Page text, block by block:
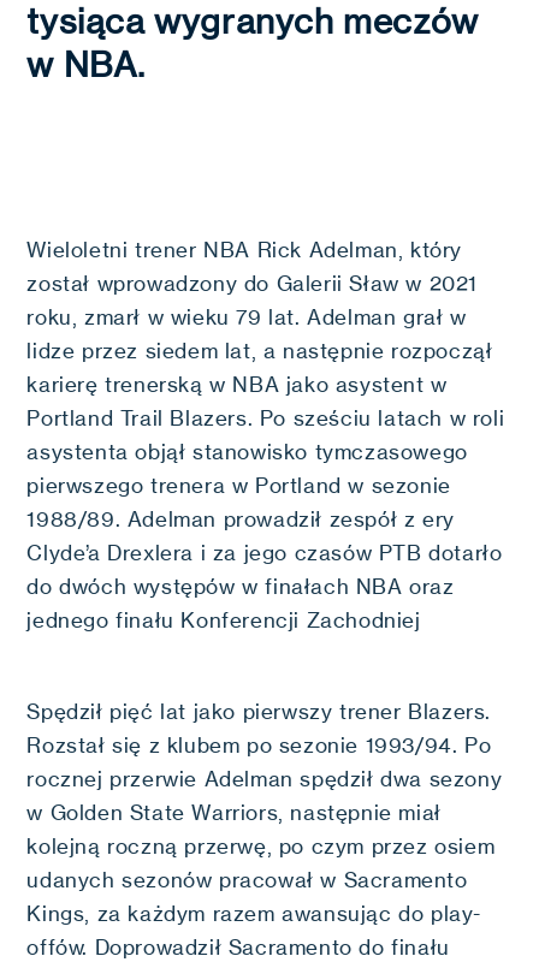
tysiąca wygranych meczów
w NBA.
Wieloletni trener NBA Rick Adelman, który
został wprowadzony do Galerii Sław w 2021
roku, zmarł w wieku 79 lat. Adelman grał w
lidze przez siedem lat, a następnie rozpoczął
karierę trenerską w NBA jako asystent w
Portland Trail Blazers. Po sześciu latach w roli
asystenta objął stanowisko tymczasowego
pierwszego trenera w Portland w sezonie
1988/89. Adelman prowadził zespół z ery
Clyde’a Drexlera i za jego czasów PTB dotarło
do dwóch występów w finałach NBA oraz
jednego finału Konferencji Zachodniej
Spędził pięć lat jako pierwszy trener Blazers.
Rozstał się z klubem po sezonie 1993/94. Po
rocznej przerwie Adelman spędził dwa sezony
w Golden State Warriors, następnie miał
kolejną roczną przerwę, po czym przez osiem
udanych sezonów pracował w Sacramento
Kings, za każdym razem awansując do play-
offów. Doprowadził Sacramento do finału